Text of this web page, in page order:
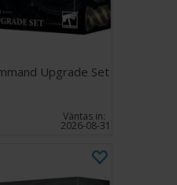
Upgrade Set
Väntas in:
2026-08-31